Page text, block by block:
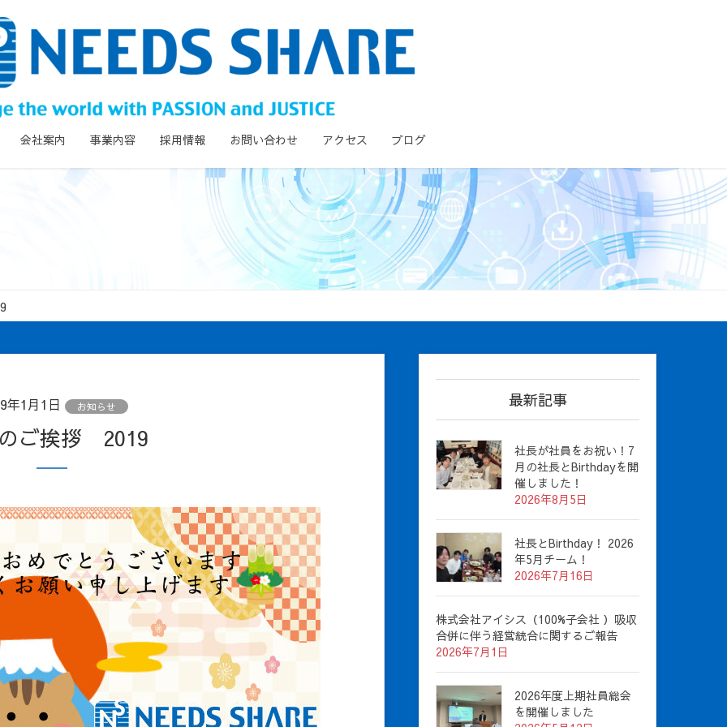
会社案内 事業内容 採用情報 お問い合わせ アクセス ブログ
年1月1日 お知らせ
のご挨拶 2019
最新記事
社長が社員をお祝い！7
月の社長とBirthdayを開
催しました！
2026年8月5日
社長とBirthday！ 2026
年5月チーム！
2026年7月16日
株式会社アイシス（100%子会社 ）吸収
合併に伴う経営統合に関するご報告
2026年7月1日
2026年度上期社員総会
を開催しました